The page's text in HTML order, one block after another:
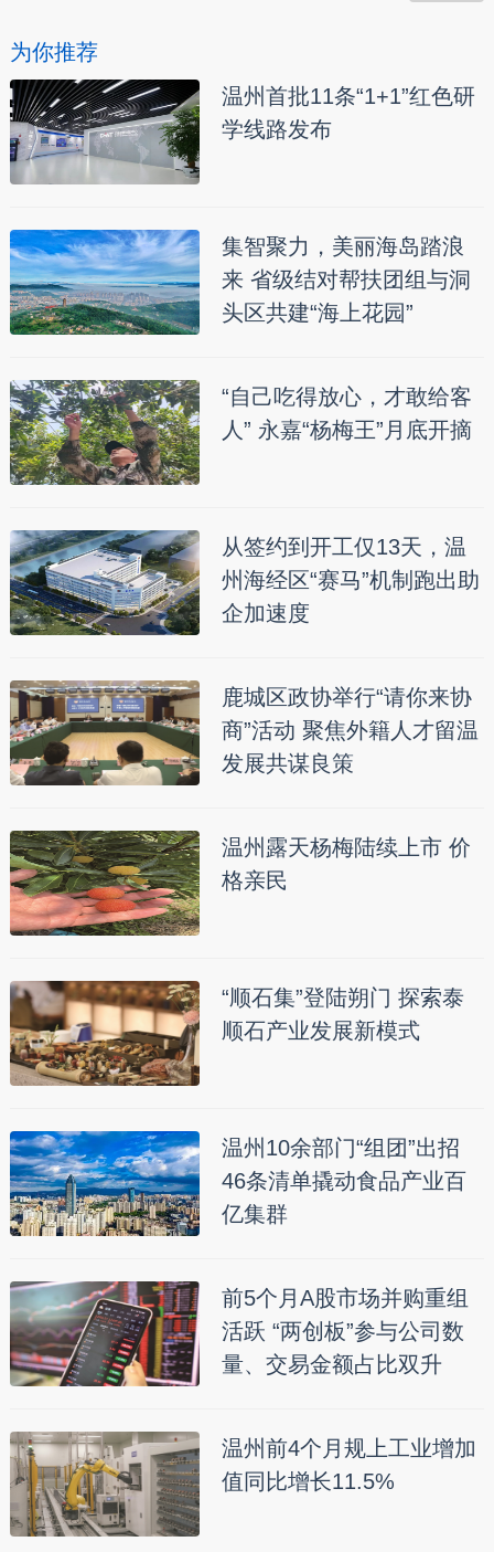
为你推荐
温州首批11条“1+1”红色研
学线路发布
集智聚力，美丽海岛踏浪
来 省级结对帮扶团组与洞
头区共建“海上花园”
“自己吃得放心，才敢给客
人” 永嘉“杨梅王”月底开摘
从签约到开工仅13天，温
州海经区“赛马”机制跑出助
企加速度
鹿城区政协举行“请你来协
商”活动 聚焦外籍人才留温
发展共谋良策
温州露天杨梅陆续上市 价
格亲民
“顺石集”登陆朔门 探索泰
顺石产业发展新模式
温州10余部门“组团”出招
46条清单撬动食品产业百
亿集群
前5个月A股市场并购重组
活跃 “两创板”参与公司数
量、交易金额占比双升
温州前4个月规上工业增加
值同比增长11.5%